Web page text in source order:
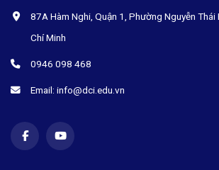
87A Hàm Nghi, Quận 1, Phường Nguyễn Thái
Chí Minh
0946 098 468
Email: info@dci.edu.vn